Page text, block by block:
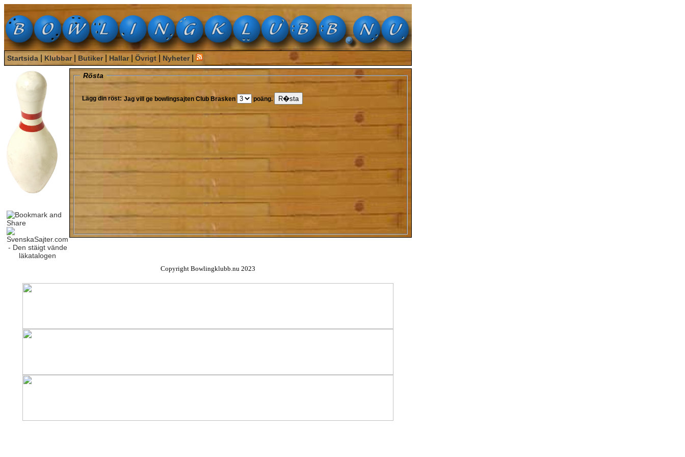
Startsida Klubbar| Butiker| Hallar| Övrigt Nyheter|
Rösta
Lägg din röst: Jag vill ge bowlingsajten Club Brasken poäng.
Copyright Bowlingklubb.nu 2023